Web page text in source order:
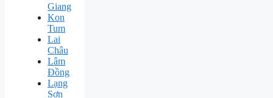
Giang
Kon
Tum
Lai
Châu
Lâm
Đồng
Lạng
Sơn